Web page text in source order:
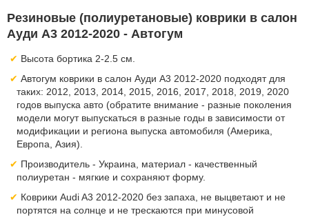
Резиновые (полиуретановые) коврики в салон
Ауди А3 2012-2020 - Автогум
Высота бортика 2-2.5 см.
Автогум коврики в салон Ауди А3 2012-2020 подходят для
таких: 2012, 2013, 2014, 2015, 2016, 2017, 2018, 2019, 2020
годов выпуска авто (обратите внимание - разные поколения
модели могут выпускаться в разные годы в зависимости от
модификации и региона выпуска автомобиля (Америка,
Европа, Азия).
Производитель - Украина, материал - качественный
полиуретан - мягкие и сохраняют форму.
Коврики Audi A3 2012-2020 без запаха, не выцветают и не
портятся на солнце и не трескаются при минусовой